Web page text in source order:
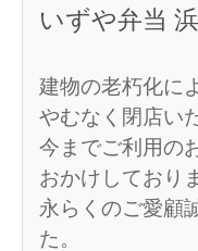
いずや弁当
建物の老朽化に
やむなく閉店い
今までご利用の
おかけしており
永らくのご愛顧
た。